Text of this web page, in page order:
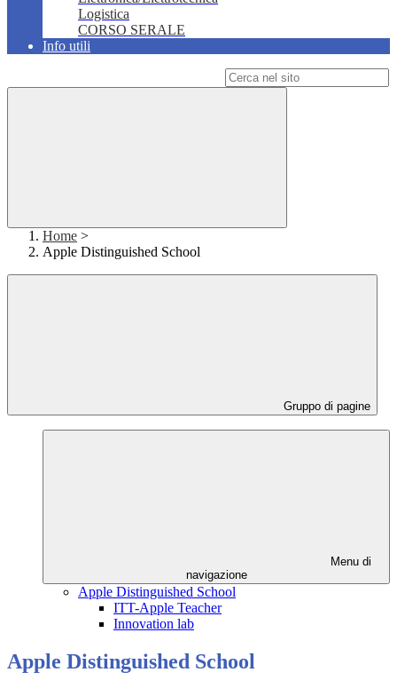
Logistica
CORSO SERALE
Info utili
Home >
Apple Distinguished School
Gruppo di pagine
Menu di
navigazione
Apple Distinguished School
ITT-Apple Teacher
Innovation lab
Apple Distinguished School